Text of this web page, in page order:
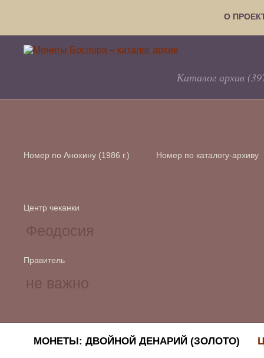
О
Каталог архив
Номер по Анохину (1986 г.) Номер по каталогу-архиву
Центр чеканки
Правитель
МОНЕТЫ: ДВОЙНОЙ ДЕНАРИЙ (ЗОЛОТО)